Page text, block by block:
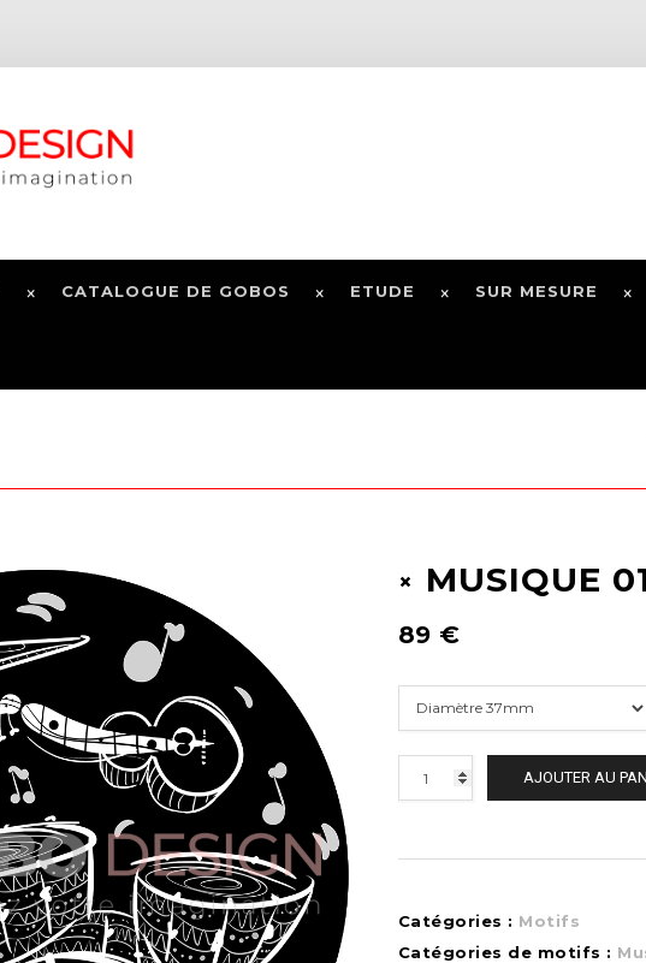
CATALOGUE DE GOBOS ETUDE SUR MESURE
MUSIQUE
89 €
AJOUTER AU
Catégories : Motifs
Catégories de motifs :